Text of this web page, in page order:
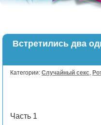
Встретились два
Категории: Случайный секс,
Часть 1